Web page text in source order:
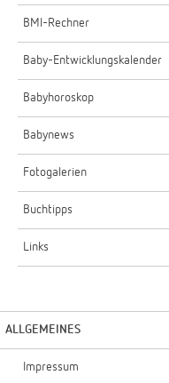
BMI-Rechner
Baby-Entwicklungskalender
Babyhoroskop
Babynews
Fotogalerien
Buchtipps
Links
ALLGEMEINES
Impressum